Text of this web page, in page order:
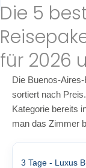
Die 5
für 2026
Die Buenos-
sortiert nach
Kategorie bereits
man das Zimmer
3 Tage - Luxus